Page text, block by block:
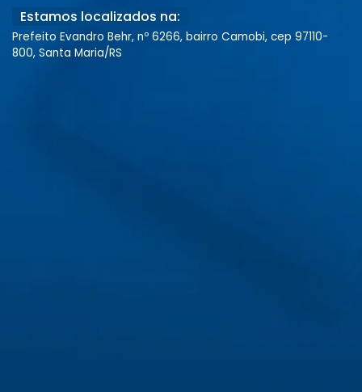
Estamos localizados na:
Prefeito Evandro Behr, nº 6266, bairro Camobi, cep 97110-
800, Santa Maria/RS